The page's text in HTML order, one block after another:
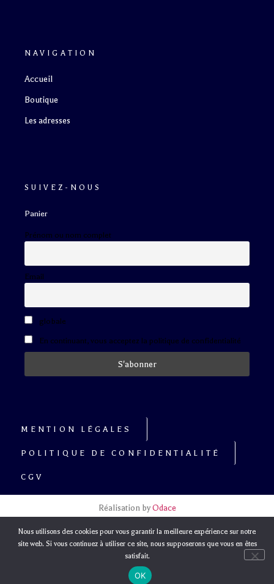
NAVIGATION
Accueil
Boutique
Les adresses
SUIVEZ-NOUS
Panier
Prénom ou nom complet
Email
globale
En continuant, vous acceptez la politique de confidentialité
MENTION LÉGALES
POLITIQUE DE CONFIDENTIALITÉ
CGV
Réalisation byOdace
Nous utilisons des cookies pour vous garantir la meilleure expérience sur notre
site web. Si vous continuez à utiliser ce site, nous supposerons que vous en êtes
satisfait.
OK